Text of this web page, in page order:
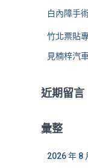
白內障手
竹北票貼
見楠梓汽
近期留言
彙整
2026 年 8